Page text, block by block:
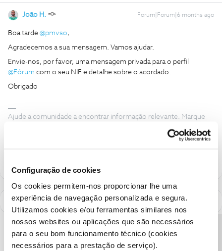
Configuração de cookies
Os cookies permitem-nos proporcionar lhe uma
experiência de navegação personalizada e segura.
Utilizamos cookies e/ou ferramentas similares nos
nossos websites ou aplicações que são necessários
para o seu bom funcionamento técnico (cookies
necessários para a prestação de serviço).
João H. Forum|Forum|6 months ago
Boa tarde ​ @pmvso,
Agradecemos a sua mensagem. Vamos ajudar.
Envie-nos, por favor, uma mensagem privada para o perfil ​
@Fórum com o seu NIF e detalhe sobre o acordado.
Obrigado
Ajude a comunidade a encontrar informação relevante. Marque
como "Melhor Resposta" e faça "Like" nos melhores comentários.
Siga os perfis da moderação, através da opção "Seguir", para estar